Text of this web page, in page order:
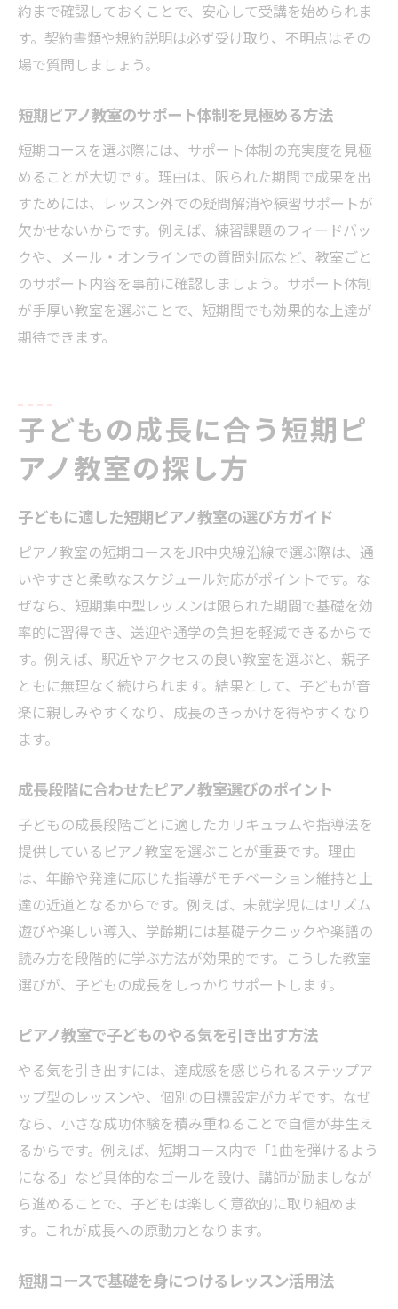
約まで確認しておくことで、安心して受講を始められま
す。契約書類や規約説明は必ず受け取り、不明点はその
場で質問しましょう。
短期ピアノ教室のサポート体制を見極める方法
短期コースを選ぶ際には、サポート体制の充実度を見極
めることが大切です。理由は、限られた期間で成果を出
すためには、レッスン外での疑問解消や練習サポートが
欠かせないからです。例えば、練習課題のフィードバッ
クや、メール・オンラインでの質問対応など、教室ごと
のサポート内容を事前に確認しましょう。サポート体制
が手厚い教室を選ぶことで、短期間でも効果的な上達が
期待できます。
子どもの成長に合う短期ピ
アノ教室の探し方
子どもに適した短期ピアノ教室の選び方ガイド
ピアノ教室の短期コースをJR中央線沿線で選ぶ際は、通
いやすさと柔軟なスケジュール対応がポイントです。な
ぜなら、短期集中型レッスンは限られた期間で基礎を効
率的に習得でき、送迎や通学の負担を軽減できるからで
す。例えば、駅近やアクセスの良い教室を選ぶと、親子
ともに無理なく続けられます。結果として、子どもが音
楽に親しみやすくなり、成長のきっかけを得やすくなり
ます。
成長段階に合わせたピアノ教室選びのポイント
子どもの成長段階ごとに適したカリキュラムや指導法を
提供しているピアノ教室を選ぶことが重要です。理由
は、年齢や発達に応じた指導がモチベーション維持と上
達の近道となるからです。例えば、未就学児にはリズム
遊びや楽しい導入、学齢期には基礎テクニックや楽譜の
読み方を段階的に学ぶ方法が効果的です。こうした教室
選びが、子どもの成長をしっかりサポートします。
ピアノ教室で子どものやる気を引き出す方法
やる気を引き出すには、達成感を感じられるステップア
ップ型のレッスンや、個別の目標設定がカギです。なぜ
なら、小さな成功体験を積み重ねることで自信が芽生え
るからです。例えば、短期コース内で「1曲を弾けるよう
になる」など具体的なゴールを設け、講師が励ましなが
ら進めることで、子どもは楽しく意欲的に取り組めま
す。これが成長への原動力となります。
短期コースで基礎を身につけるレッスン活用法